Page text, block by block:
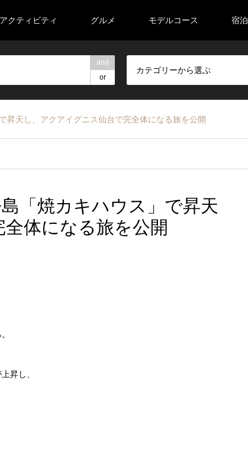
アクティビティ グルメ モデルコース 宿泊
and
or
カテゴリーから選ぶ
昇天し、アクアイグニス仙台で完全体になる旅を公開
「焼カキハウス」で昇天
体になる旅を公開
昇し、